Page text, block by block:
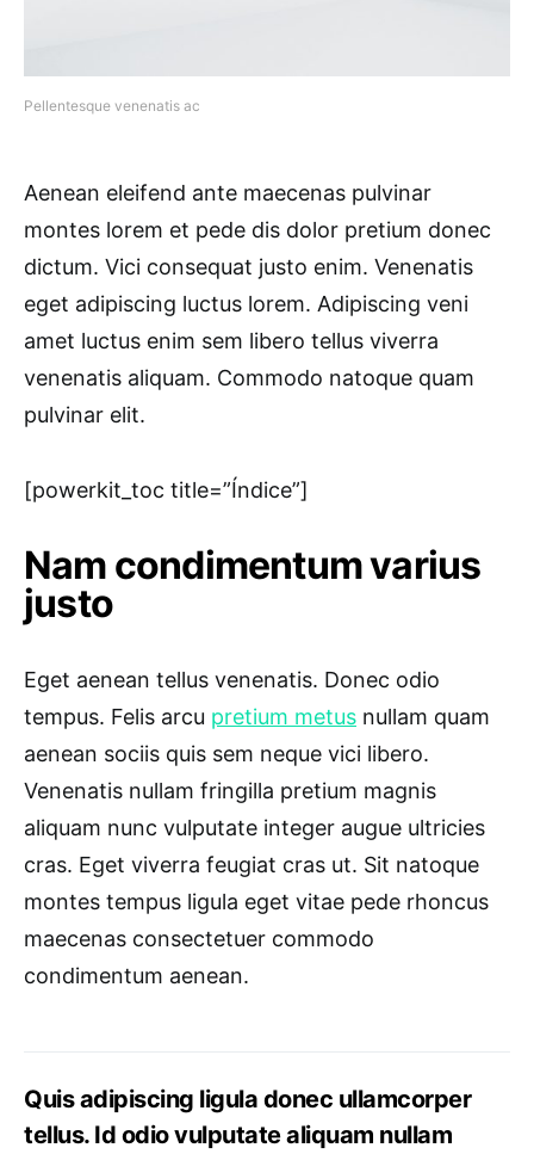
Pellentesque venenatis ac
Aenean eleifend ante maecenas pulvinar
montes lorem et pede dis dolor pretium donec
dictum. Vici consequat justo enim. Venenatis
eget adipiscing luctus lorem. Adipiscing veni
amet luctus enim sem libero tellus viverra
venenatis aliquam. Commodo natoque quam
pulvinar elit.
[powerkit_toc title=”Índice”]
Nam condimentum varius
justo
Eget aenean tellus venenatis. Donec odio
tempus. Felis arcu pretium metus nullam quam
aenean sociis quis sem neque vici libero.
Venenatis nullam fringilla pretium magnis
aliquam nunc vulputate integer augue ultricies
cras. Eget viverra feugiat cras ut. Sit natoque
montes tempus ligula eget vitae pede rhoncus
maecenas consectetuer commodo
condimentum aenean.
Quis adipiscing ligula donec ullamcorper
tellus. Id odio vulputate aliquam nullam